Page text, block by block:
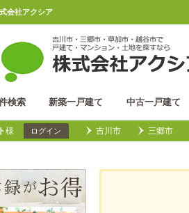
会社アクシア
検索 新築一戸建て 中古一戸建て
様 ログイン 吉川市 三郷市